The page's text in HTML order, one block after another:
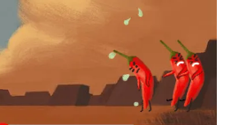
Thị Mỹ Hạnh, Phạm Quốc Thắng,
931 - 024.38 355 932
897 897